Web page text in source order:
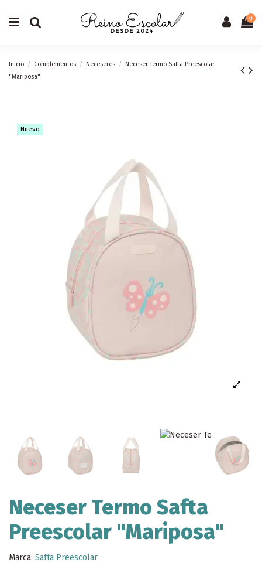
0
Inicio Complementos Neceseres
Neceser Termo Safta Preescolar
"Mariposa"
Nuevo
Neceser Termo Safta
Preescolar "Mariposa"
Marca: Safta Preescolar